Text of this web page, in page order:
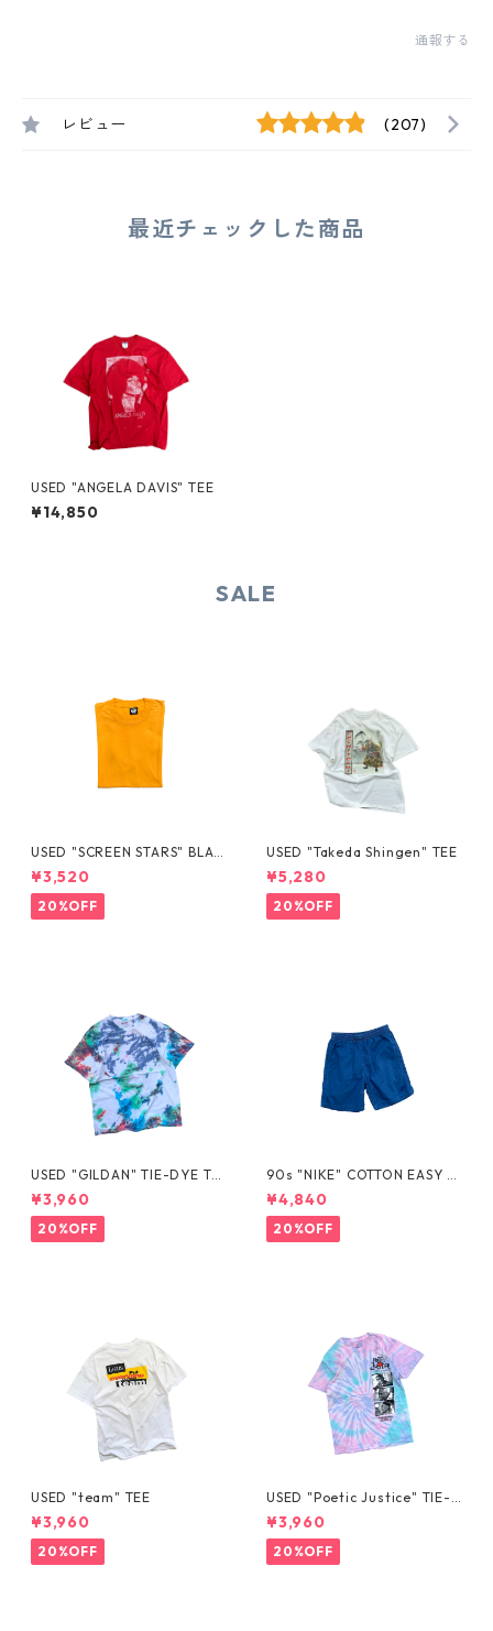
通報する
レビュー (207)
最近チェックした商品
USED "ANGELA DAVIS" TEE
¥14,850
SALE
USED "SCREEN STARS" BLAN
K TEE
¥3,520
20%OFF
USED "Takeda Shingen" TEE
¥5,280
20%OFF
USED "GILDAN" TIE-DYE TE
E
¥3,960
20%OFF
90s "NIKE" COTTON EASY S
HORTS
¥4,840
20%OFF
USED "team" TEE
¥3,960
20%OFF
USED "Poetic Justice" TIE-D
YE TEE
¥3,960
20%OFF